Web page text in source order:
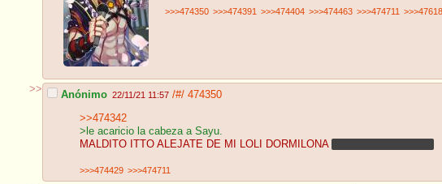
>>>474350 >>>474391 >>>474404 >>>474463 >>>474711
>> Anónimo 22/11/21 11:57 /#/ 474350
>>474342
>le acaricio la cabeza a Sayu.
MALDITO ITTO ALEJATE DE MI LOLI DORMILONA
>>>474429 >>>474711